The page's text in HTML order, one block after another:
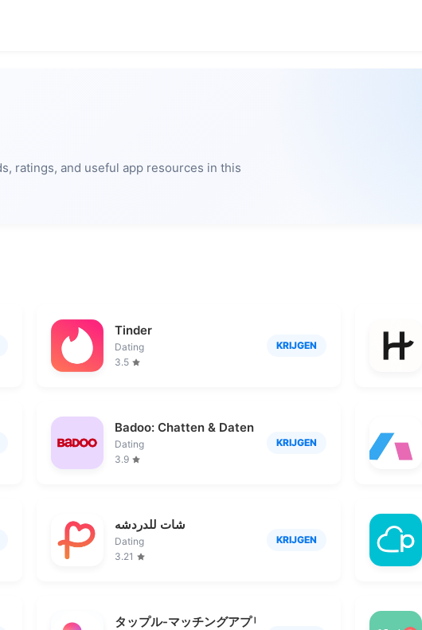
ratings, and useful app resources in this
Tinder
Dating
3.5
KRIJGEN
Badoo: Chatten & Daten
Dating
3.9
KRIJGEN
い شات للدردشه
Dating
3.21
KRIJGEN
タップル-マッチングアプリ